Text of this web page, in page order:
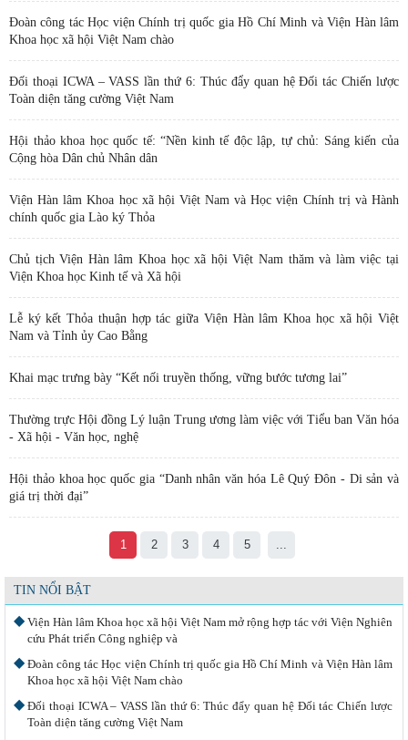
Đoàn công tác Học viện Chính trị quốc gia Hồ Chí Minh và Viện Hàn lâm
Khoa học xã hội Việt Nam chào
Đối thoại ICWA – VASS lần thứ 6: Thúc đẩy quan hệ Đối tác Chiến lược
Toàn diện tăng cường Việt Nam
Hội thảo khoa học quốc tế: “Nền kinh tế độc lập, tự chủ: Sáng kiến của
Cộng hòa Dân chủ Nhân dân
Viện Hàn lâm Khoa học xã hội Việt Nam và Học viện Chính trị và Hành
chính quốc gia Lào ký Thỏa
Chủ tịch Viện Hàn lâm Khoa học xã hội Việt Nam thăm và làm việc tại
Viện Khoa học Kinh tế và Xã hội
Lễ ký kết Thỏa thuận hợp tác giữa Viện Hàn lâm Khoa học xã hội Việt
Nam và Tỉnh ủy Cao Bằng
Khai mạc trưng bày “Kết nối truyền thống, vững bước tương lai”
Thường trực Hội đồng Lý luận Trung ương làm việc với Tiểu ban Văn hóa
- Xã hội - Văn học, nghệ
Hội thảo khoa học quốc gia “Danh nhân văn hóa Lê Quý Đôn - Di sản và
giá trị thời đại”
1 2 3 4 5
TIN NỔI BẬT
Viện Hàn lâm Khoa học xã hội Việt Nam mở rộng hợp tác với Viện Nghiên
cứu Phát triển Công nghiệp và
Đoàn công tác Học viện Chính trị quốc gia Hồ Chí Minh và Viện Hàn lâm
Khoa học xã hội Việt Nam chào
Đối thoại ICWA – VASS lần thứ 6: Thúc đẩy quan hệ Đối tác Chiến lược
Toàn diện tăng cường Việt Nam